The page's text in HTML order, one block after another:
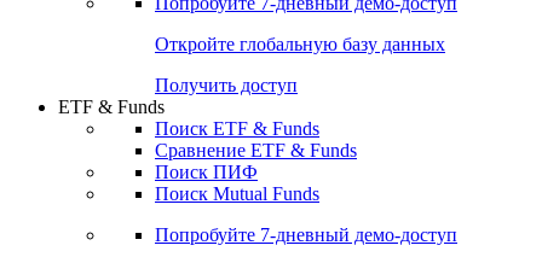
Откройте глобальную базу данных
Получить доступ
ETF & Funds
Поиск ETF & Funds
Сравнение ETF & Funds
Поиск ПИФ
Поиск Mutual Funds
Попробуйте 7-дневный демо-доступ